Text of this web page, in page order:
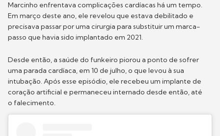
Marcinho enfrentava complicações cardíacas há um tempo.
Em março deste ano, ele revelou que estava debilitado e
precisava passar por uma cirurgia para substituir um marca-
passo que havia sido implantado em 2021.
Desde então, a saúde do funkeiro piorou a ponto de sofrer
uma parada cardíaca, em 10 de julho, o que levou à sua
intubação. Após esse episódio, ele recebeu um implante de
coração artificial e permaneceu internado desde então, até
o falecimento.